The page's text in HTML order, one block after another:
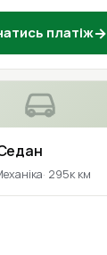
платіж→
295к км